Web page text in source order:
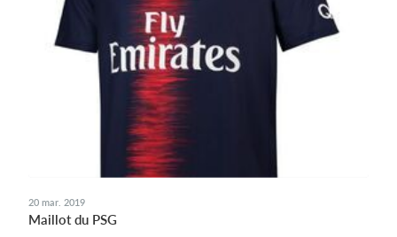
20 mar. 2019
Maillot du PSG